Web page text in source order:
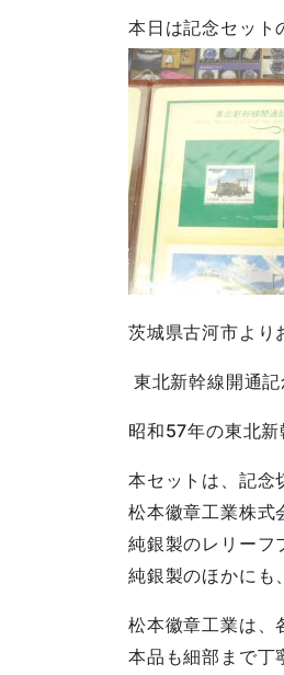
本日は記念セット
茨城県古河市より
東北新幹線開通
昭和57年の東北新
本セットは、記念
松本徽章工業株式
純銀製のレリーフ
純銀製のほかにも
松本徽章工業は、
本品も細部まで丁